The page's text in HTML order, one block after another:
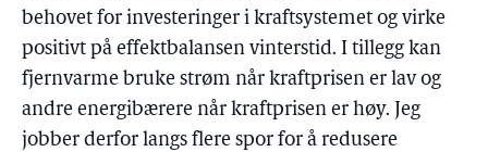
behovet for investeringer i kraftsystemet og virke
positivt på effektbalansen vinterstid. I tillegg kan
fjernvarme bruke strøm når kraftprisen er lav og
andre energibærere når kraftprisen er høy. Jeg
jobber derfor langs flere spor for å redusere